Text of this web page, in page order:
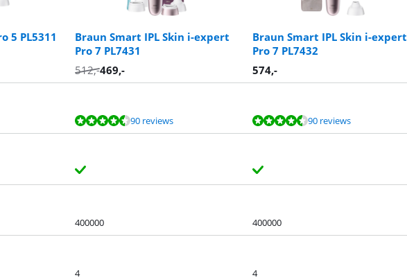
5 PL5311
Braun Smart IPL Skin i-expert
Pro 7 PL7431
Braun Smart IPL Skin i-expert
Pro 7 PL7432
512,-469,- 574,-
90 reviews 90 reviews
400000 400000
4 4